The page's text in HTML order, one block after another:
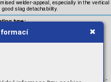
ised welder-appeal, especiall y in the vertical
good sl ag detachabi lity.
type:
recovery
120%
+/-,  AC  OC 70 V,  Fo r roo t passes: D
C -